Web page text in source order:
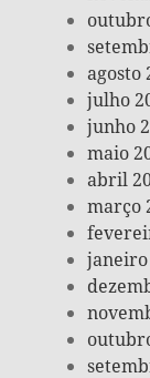
agosto
julho
junho
maio
abril
março
janeiro